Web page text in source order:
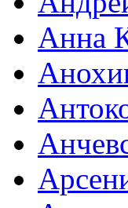
Анна